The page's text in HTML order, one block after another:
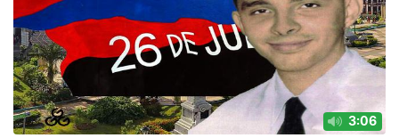
3:06